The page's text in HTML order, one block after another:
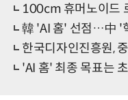
100cm 휴머노이드
韓 'AI 홈' 선점…中 '
한국디자인진흥원,
'AI 홈' 최종 목표는 초개인